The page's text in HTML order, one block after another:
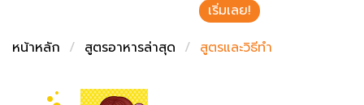
เริ่มเลย!
หน้าหลัก
สูตรอาหารล่าสุด สูตรและวิธีทำ